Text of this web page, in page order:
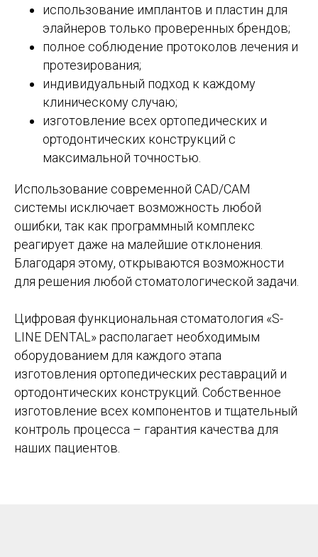
использование имплантов и пластин для
элайнеров только проверенных брендов;
полное соблюдение протоколов лечения и
протезирования;
индивидуальный подход к каждому
клиническому случаю;
изготовление всех ортопедических и
ортодонтических конструкций с
максимальной точностью.
Использование современной CAD/CAM
системы исключает возможность любой
ошибки, так как программный комплекс
реагирует даже на малейшие отклонения.
Благодаря этому, открываются возможности
для решения любой стоматологической задачи.
Цифровая функциональная стоматология «S-
LINE DENTAL» располагает необходимым
оборудованием для каждого этапа
изготовления ортопедических реставраций и
ортодонтических конструкций. Собственное
изготовление всех компонентов и тщательный
контроль процесса – гарантия качества для
наших пациентов.